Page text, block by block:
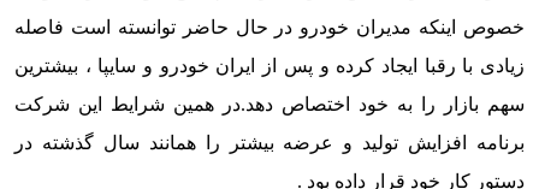
خصوص اینکه مدیران خودرو در حال حاضر توانسته است فاصله
زیادی با رقبا ایجاد کرده و پس از ایران خودرو و سایپا ، بیشترین
سهم بازار را به خود اختصاص دهد.در همین شرایط این شرکت
برنامه افزایش تولید و عرضه بیشتر را همانند سال گذشته در
دستور کار خود قرار داده بود .